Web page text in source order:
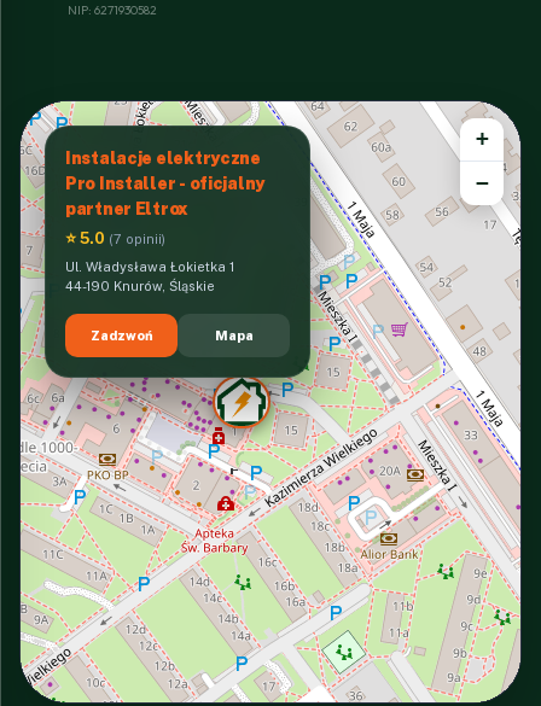
NIP: 6271930582
Instalacje elektryczne
Pro Installer - oficjalny
partner Eltrox
⭐ 5.0 (7 opinii)
Ul. Władysława Łokietka 1
44-190 Knurów, Śląskie
Zadzwoń Mapa
+
−
INTERACTIVE VIEW